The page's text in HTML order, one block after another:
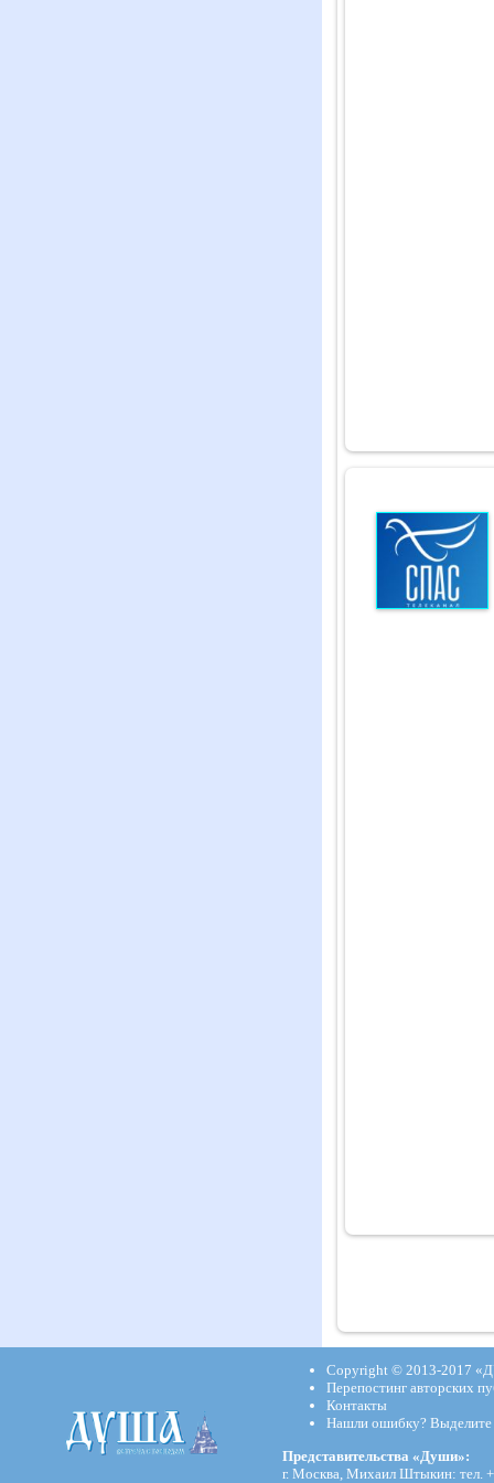
Copyright © 2013-2017
Перепостинг авторских
Контакты
Нашли ошибку?
Представительства «Души»:
г. Москва, Михаил Штыкин: тел.